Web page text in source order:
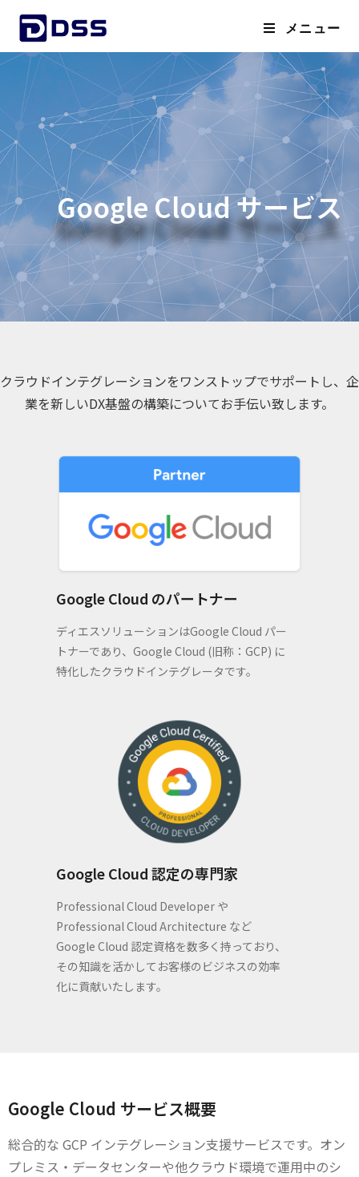
メニュー
Google Cloud サービス
クラウドインテグレーションをワンストップでサポートし、企
業を新しいDX基盤の構築についてお手伝い致します。
Google Cloud のパートナー
ディエスソリューションはGoogle Cloud パー
トナーであり、Google Cloud (旧称：GCP) に
特化したクラウドインテグレータです。
Google Cloud 認定の専門家
Professional Cloud Developer や
Professional Cloud Architecture など
Google Cloud 認定資格を数多く持っており、
その知識を活かしてお客様のビジネスの効率
化に貢献いたします。
Google Cloud サービス概要
総合的な GCP インテグレーション支援サービスです。オン
プレミス・データセンターや他クラウド環境で運用中のシ